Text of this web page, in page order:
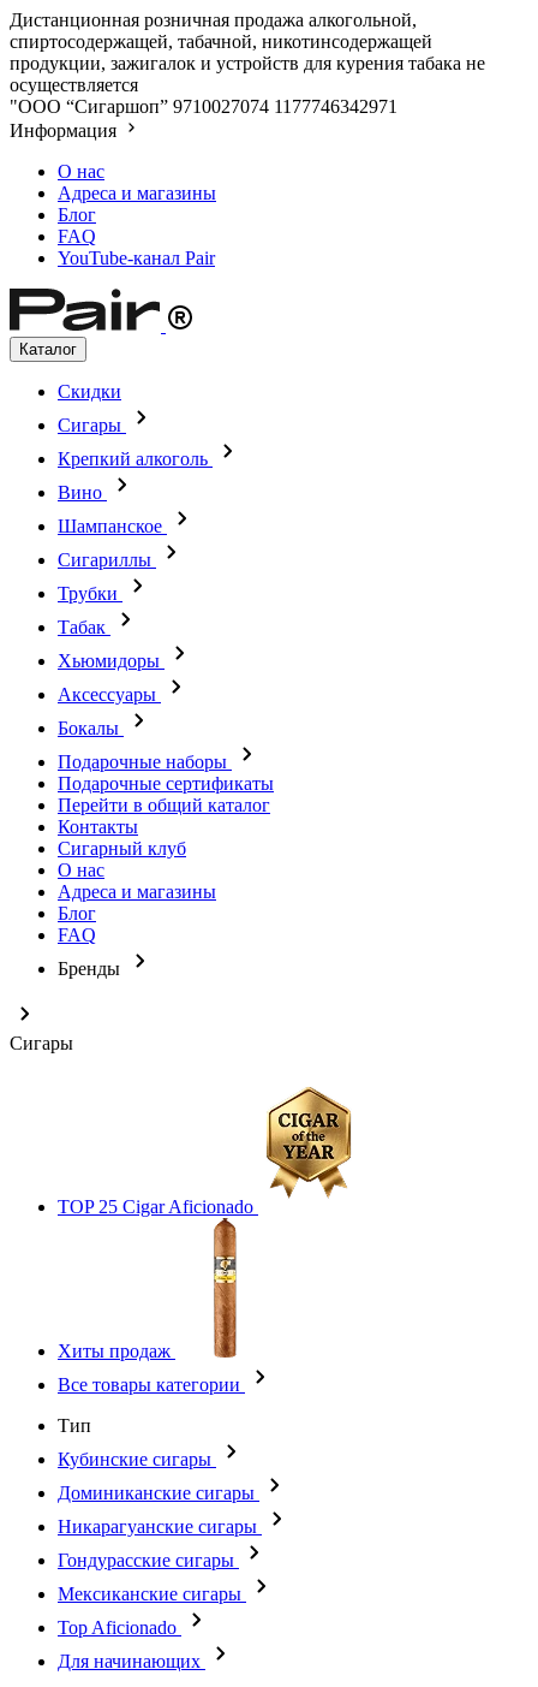
Дистанционная розничная продажа алкогольной,
спиртосодержащей, табачной, никотинсодержащей
продукции, зажигалок и устройств для курения табака не
осуществляется
"ООО “Сигаршоп” 9710027074 1177746342971
Информация
О нас
Адреса и магазины
Блог
FAQ
YouTube-канал Pair
Каталог
Скидки
Сигары
Крепкий алкоголь
Вино
Шампанское
Сигариллы
Трубки
Табак
Хьюмидоры
Аксессуары
Бокалы
Подарочные наборы
Подарочные сертификаты
Перейти в общий каталог
Контакты
Сигарный клуб
О нас
Адреса и магазины
Блог
FAQ
Бренды
Сигары
TOP 25 Cigar Aficionado
Хиты продаж
Все товары категории
Тип
Кубинские сигары
Доминиканские сигары
Никарагуанские сигары
Гондурасские сигары
Мексиканские сигары
Top Aficionado
Для начинающих